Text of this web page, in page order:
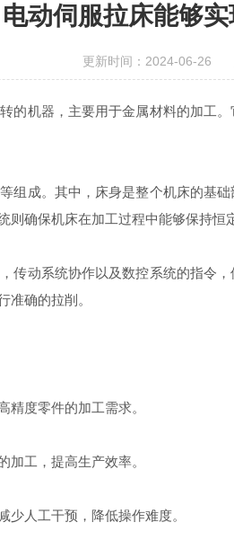
电动伺服拉床能够
更新时间：2024-06-26
机器，主要用于金属材料的加工
成。其中，床身是整个机床的基
确保机床在加工过程中能够保持恒
动系统协作以及数控系统的指令
准确的拉削。
度零件的加工需求。
工，提高生产效率。
人工干预，降低操作难度。